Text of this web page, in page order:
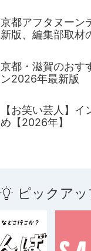
京都アフタヌーン
新版、編集部取材
京都・滋賀のおす
ン2026年最新版
【お笑い芸人】イ
め【2026年】
ピックア